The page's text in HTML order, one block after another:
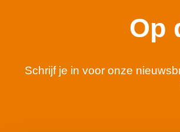
Op
Schrijf je in voor onze